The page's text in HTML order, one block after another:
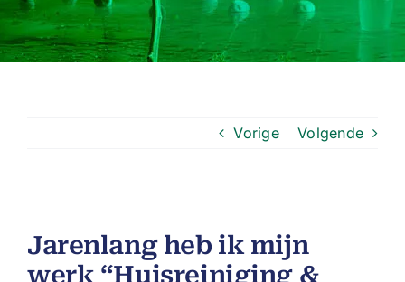
Vorige Volgende
Jarenlang heb ik mijn
werk “Huisreiniging &